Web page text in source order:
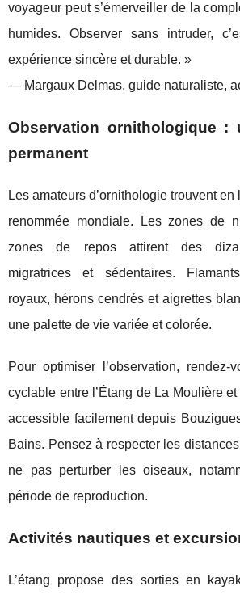
voyageur peut s’émerveiller de la
humides. Observer sans intruder,
expérience sincère et durable. »
— Margaux Delmas, guide naturaliste,
Observation ornithologique :
permanent
Les amateurs d’ornithologie trouvent en
renommée mondiale. Les zones de
zones de repos attirent des
migratrices et sédentaires.
royaux, hérons cendrés et aigrettes
une palette de vie variée et colorée.
Pour optimiser l’observation,
cyclable entre l’Étang de La Moulière et
accessible facilement depuis
Bains. Pensez à respecter les
ne pas perturber les oiseaux,
période de reproduction.
Activités nautiques et
L’étang propose des sorties en